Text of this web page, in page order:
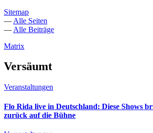
Sitemap
— Alle Seiten
— Alle Beiträge
Matrix
Versäumt
Veranstaltungen
Flo Rida live in Deutschland: Diese Shows
zurück auf die Bühne